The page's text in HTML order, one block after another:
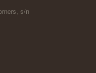
s/n